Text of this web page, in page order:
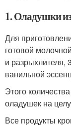
1. Оладушки
Для
готовой
и разрыхлителя,
ванильной
Этого
оладушек на
Все продукты